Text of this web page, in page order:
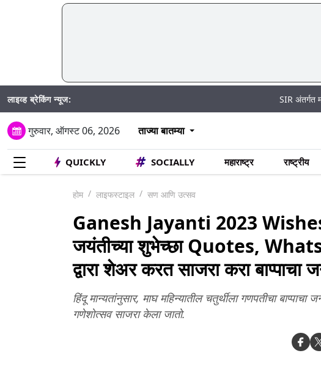
लाइव्ह ब्रेकिंग न्यूज: SIR अंतर्गत मतदार पुनरीक्षण
गुरुवार, ऑगस्ट 06, 2026 ताज्या बातम्या
QUICKLY SOCIALLY महाराष्ट्र राष्ट्रीय
होम लाइफस्टाइल सण आणि उत्सव
Ganesh Jayanti 2023
जयंतीच्या शुभेच्छा Quotes,
द्वारा शेअर करत साजरा करा बाप्पाचा
हिंदू मान्यतांनुसार, माघ महिन्यातील चतुर्थीला गणपतीचा
गणेशोत्सव साजरा केला जातो.